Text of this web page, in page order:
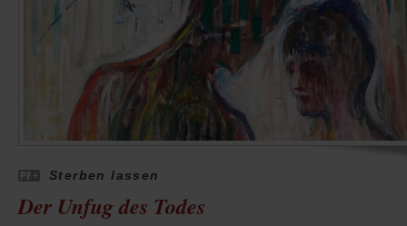
Sterben lassen
Der Unfug des Todes